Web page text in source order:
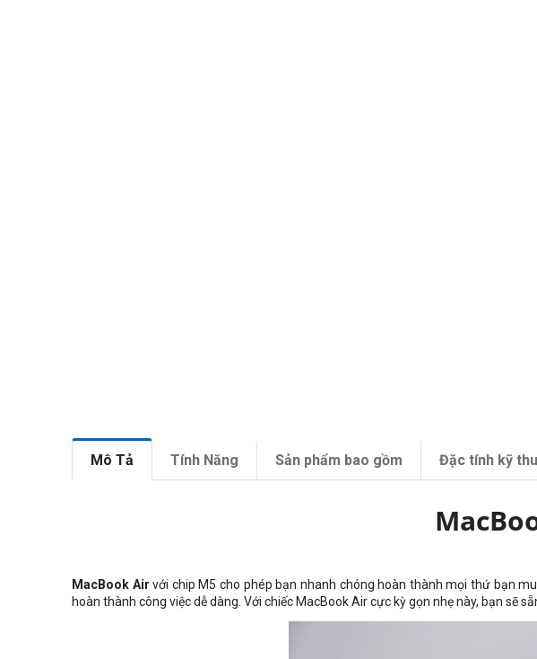
Mô Tả Tính Năng Sản phẩm bao gồm Đặc tính kỹ
MacBook Air với chip M5 cho phép bạn nhanh chóng hoàn thành mọi thứ bạn
hoàn thành công việc dễ dàng. Với chiếc MacBook Air cực kỳ gọn nhẹ này, bạn sẽ